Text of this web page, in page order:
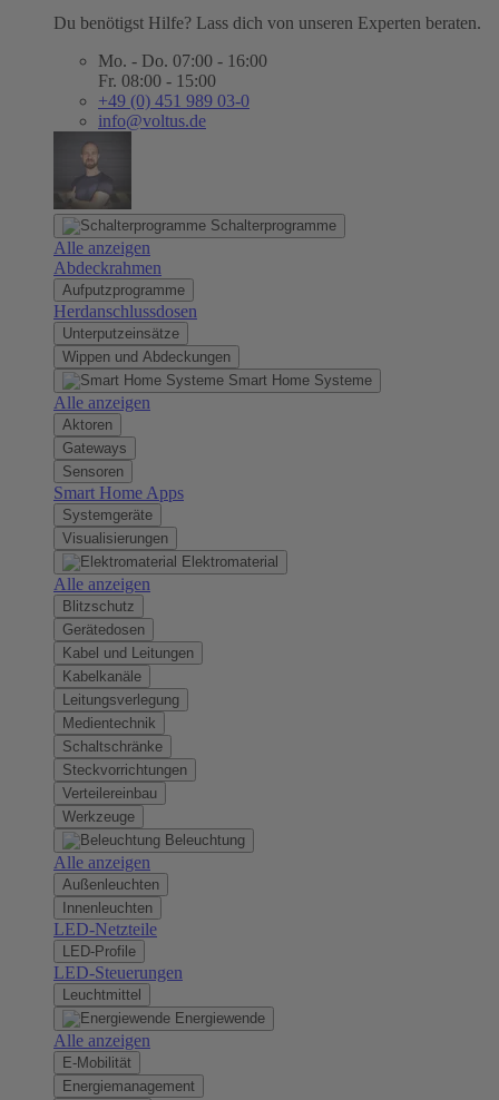
Du benötigst Hilfe? Lass dich von unseren Experten beraten.
Mo. - Do. 07:00 - 16:00
Fr. 08:00 - 15:00
+49 (0) 451 989 03-0
info@voltus.de
Schalterprogramme
Alle anzeigen
Abdeckrahmen
Aufputzprogramme
Herdanschlussdosen
Unterputzeinsätze
Wippen und Abdeckungen
Smart Home Systeme
Alle anzeigen
Aktoren
Gateways
Sensoren
Smart Home Apps
Systemgeräte
Visualisierungen
Elektromaterial
Alle anzeigen
Blitzschutz
Gerätedosen
Kabel und Leitungen
Kabelkanäle
Leitungsverlegung
Medientechnik
Schaltschränke
Steckvorrichtungen
Verteilereinbau
Werkzeuge
Beleuchtung
Alle anzeigen
Außenleuchten
Innenleuchten
LED-Netzteile
LED-Profile
LED-Steuerungen
Leuchtmittel
Energiewende
Alle anzeigen
E-Mobilität
Energiemanagement